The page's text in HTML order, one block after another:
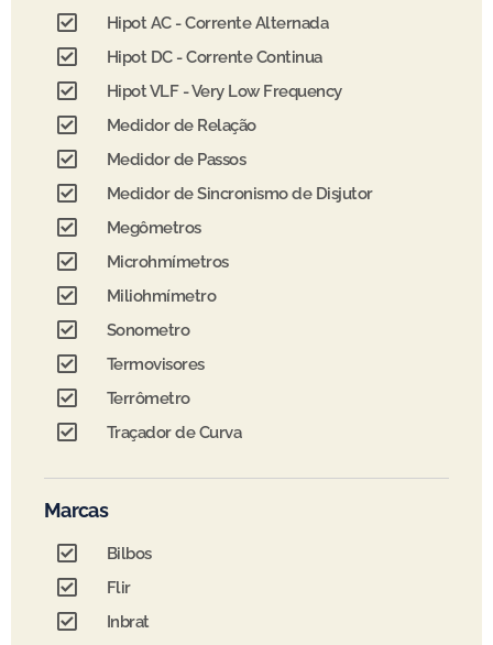
Hipot AC - Corrente Alternada
Hipot DC - Corrente Continua
Hipot VLF - Very Low Frequency
Medidor de Relação
Medidor de Passos
Medidor de Sincronismo de Disjutor
Megômetros
Microhmímetros
Miliohmímetro
Sonometro
Termovisores
Terrômetro
Traçador de Curva
Marcas
Bilbos
Flir
Inbrat